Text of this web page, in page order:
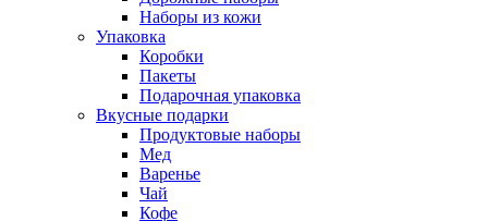
Наборы из кожи
Упаковка
Коробки
Пакеты
Подарочная упаковка
Вкусные подарки
Продуктовые наборы
Мед
Варенье
Чай
Кофе